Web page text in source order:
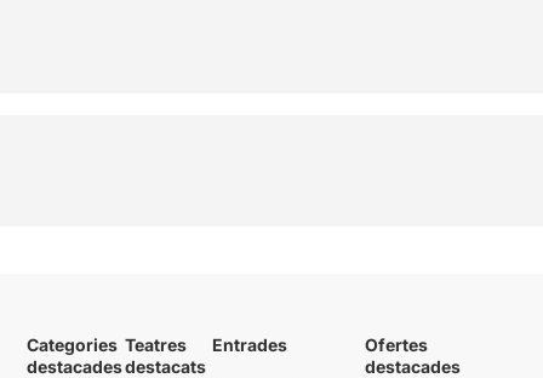
Categories
destacades
Teatres
destacats
Entrades
Ofertes
destacades